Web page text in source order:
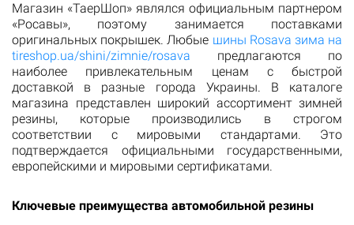
Магазин «ТаерШоп» являлся официальным партнером
«Росавы», поэтому занимается поставками
оригинальных покрышек. Любые шины Rosava зима на
tireshop.ua/shini/zimnie/rosava предлагаются по
наиболее привлекательным ценам с быстрой
доставкой в разные города Украины. В каталоге
магазина представлен широкий ассортимент зимней
резины, которые производились в строгом
соответствии с мировыми стандартами. Это
подтверждается официальными государственными,
европейскими и мировыми сертификатами.
Ключевые преимущества автомобильной резины